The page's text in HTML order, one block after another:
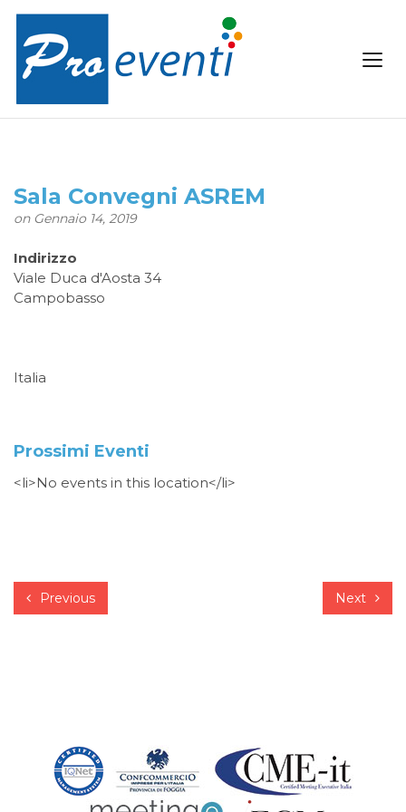
Sala Convegni ASREM
on Gennaio 14, 2019
Indirizzo
Viale Duca d'Aosta 34
Campobasso
Italia
Prossimi Eventi
<li>No events in this location</li>
Previous Next